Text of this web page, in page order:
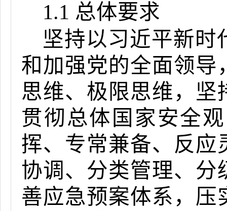
1.1 总体要求
坚持以习近平新时
和加强党的全面领导
思维、极限思维，
贯彻总体国家安全
挥、专常兼备、反应
协调、分类管理、分
善应急预案体系，压